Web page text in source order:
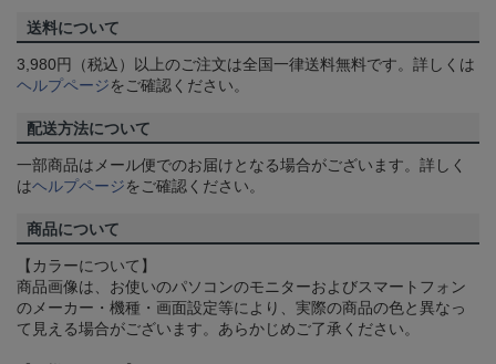
送料について
3,980円（税込）以上のご注文は全国一律送料無料です。詳しくは
ヘルプページをご確認ください。
配送方法について
一部商品はメール便でのお届けとなる場合がございます。詳しく
はヘルプページをご確認ください。
商品について
【カラーについて】
商品画像は、お使いのパソコンのモニターおよびスマートフォン
のメーカー・機種・画面設定等により、実際の商品の色と異なっ
て見える場合がございます。あらかじめご了承ください。